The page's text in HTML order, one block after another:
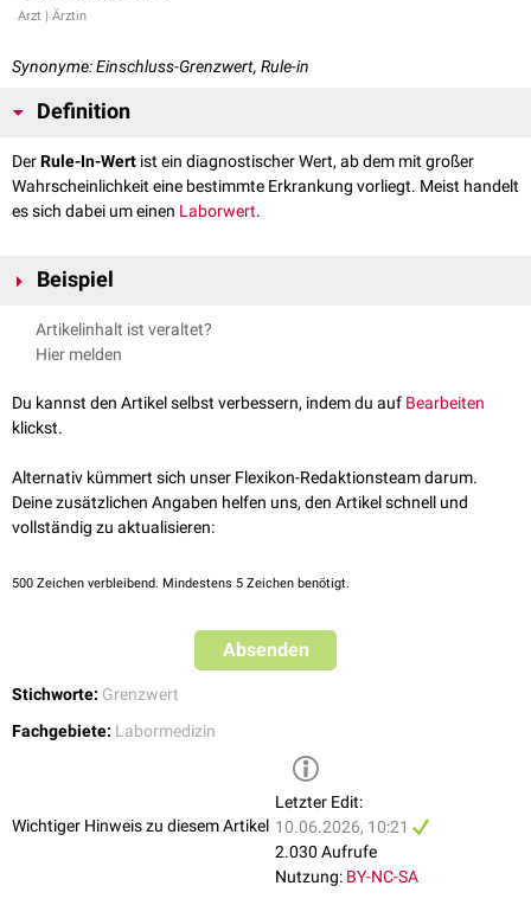
Arzt | Ärztin
Synonyme: Einschluss-Grenzwert, Rule-in
Definition
DerRule-In-Wert ist ein diagnostischer Wert, ab dem mit großer
Wahrscheinlichkeit eine bestimmte Erkrankung vorliegt. Meist handelt
es sich dabei um einen Laborwert.
Beispiel
liegt der Rule-In-Wert bei 400 pg/ml, d.h. bei höheren Werten
liegt wahrscheinlich eine akute
Artikelinhalt ist veraltet?
Hier melden
Du kannst den Artikel selbst verbessern, indem du auf Bearbeiten
klickst.
Alternativ kümmert sich unser Flexikon-Redaktionsteam darum.
Deine zusätzlichen Angaben helfen uns, den Artikel schnell und
vollständig zu aktualisieren:
500 Zeichen verbleibend. Mindestens 5 Zeichen benötigt.
Absenden
Stichworte: Grenzwert
Fachgebiete: Labormedizin
Wichtiger Hinweis zu diesem Artikel
Letzter Edit:
10.06.2026, 10:21
2.030 Aufrufe
Nutzung: BY-NC-SA